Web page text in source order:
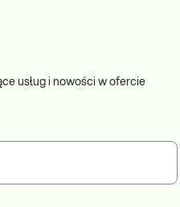
usług i nowości w ofercie